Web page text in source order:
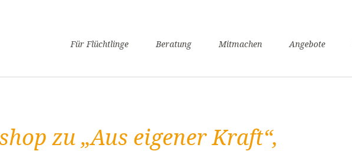
NavigationFür Flüchtlinge
Gesundheit
Beratung Mitmachen Angebote
zu „Aus eigener Kraft“,